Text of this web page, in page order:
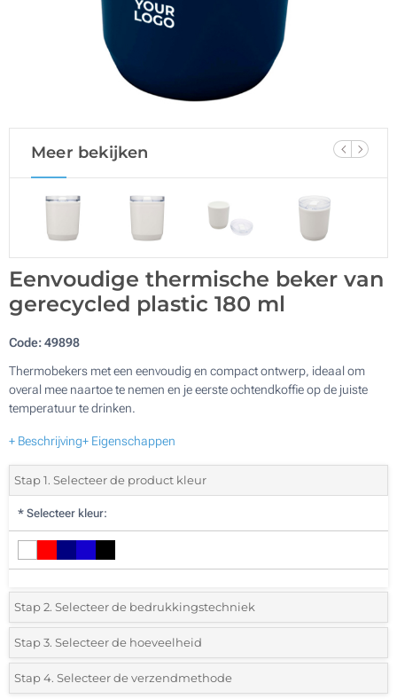
Meer bekijken
Eenvoudige thermische beker van
gerecycled plastic 180 ml
Code:49898
Thermobekers met een eenvoudig en compact ontwerp, ideaal om
overal mee naartoe te nemen en je eerste ochtendkoffie op de juiste
temperatuur te drinken.
+ Beschrijving+ Eigenschappen
Stap 1. Selecteer de product kleur
* Selecteer kleur:
Stap 2. Selecteer de bedrukkingstechniek
*Selecteer de bedrukking en kleuren van het logo:
1 Kleur (Rondom geprint)
Stap 3. Selecteer de hoeveelheid
*Selecteer uit de lijst of voeg het gewenste aantal in
Stap 4. Selecteer de verzendmethode